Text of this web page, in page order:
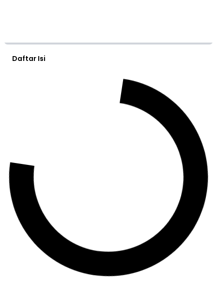
Daftar Isi